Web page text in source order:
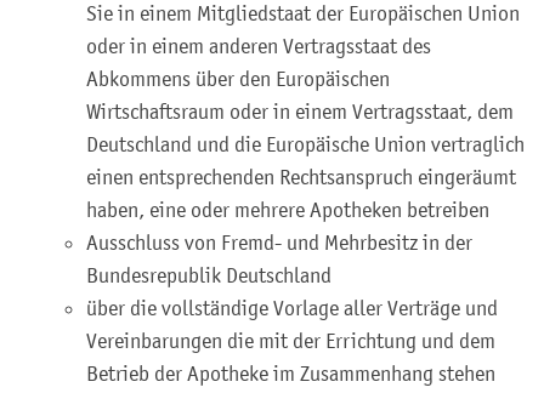
Sie in einem Mitgliedstaat der Europäischen Union
oder in einem anderen Vertragsstaat des
Abkommens über den Europäischen
Wirtschaftsraum oder in einem Vertragsstaat, dem
Deutschland und die Europäische Union vertraglich
einen entsprechenden Rechtsanspruch eingeräumt
haben, eine oder mehrere Apotheken betreiben
Ausschluss von Fremd- und Mehrbesitz in der
Bundesrepublik Deutschland
über die vollständige Vorlage aller Verträge und
Vereinbarungen die mit der Errichtung und dem
Betrieb der Apotheke im Zusammenhang stehen